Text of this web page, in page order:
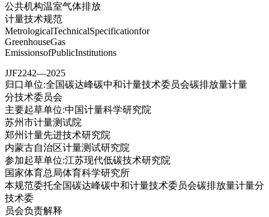
公共机构温室气体排放
计量技术规范
MetrologicalTechnicalSpecificationfor
GreenhouseGas
EmissionsofPublicInstitutions
JJF2242—2025
归口单位:全国碳达峰碳中和计量技术委员会碳排放量计量
分技术委员会
主要起草单位:中国计量科学研究院
苏州市计量测试院
郑州计量先进技术研究院
内蒙古自治区计量测试研究院
参加起草单位:江苏现代低碳技术研究院
国家体育总局体育科学研究所
本规范委托全国碳达峰碳中和计量技术委员会碳排放量计量分
技术委
员会负责解释